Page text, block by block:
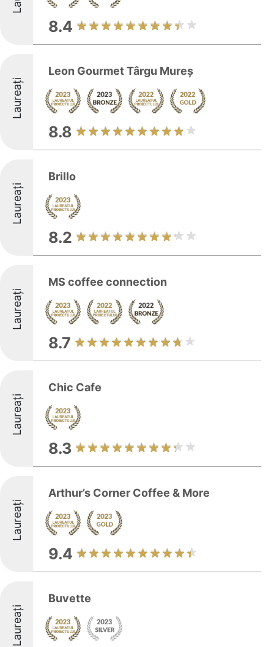
8.4
Laureați
Leon Gourmet Târgu Mureș
8.8
Laureați
Brillo
8.2
Laureați
MS coffee connection
8.7
Laureați
Chic Cafe
8.3
Laureați
Arthur’s Corner Coffee & More
9.4
Laureați
Buvette